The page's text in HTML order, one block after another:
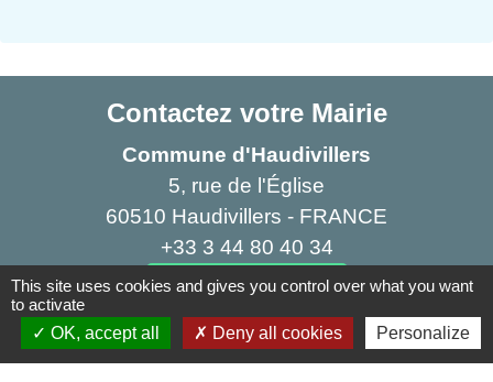
Contactez votre Mairie
Commune d'Haudivillers
5, rue de l'Église
60510 Haudivillers - FRANCE
+33 3 44 80 40 34
Contact par formulaire
Liens
This site uses cookies and gives you control over what you want
to activate
OK, accept all
Deny all cookies Personalize